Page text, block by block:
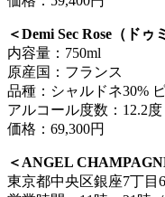
＜Demi Sec Rose（ドゥ
内容量：750ml
原産国：フランス
品種：シャルドネ30%
アルコール度数：12.2度
価格：69,300円
＜ANGEL
東京都中央区銀座7丁目